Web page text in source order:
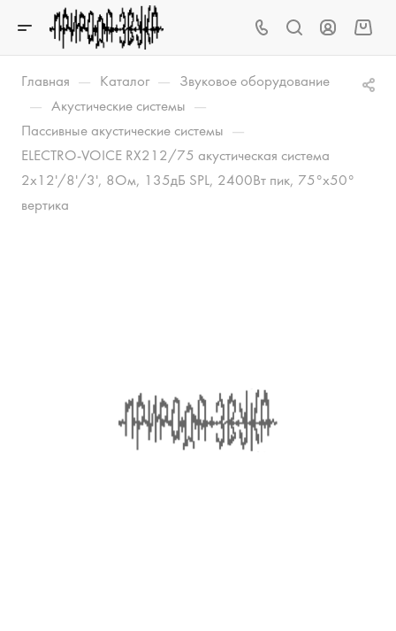
Главная — Каталог — Звуковое оборудование
— Акустические системы —
Пассивные акустические системы —
ELECTRO-VOICE RX212/75 акустическая система
2x12'/8'/3', 8Ом, 135дБ SPL, 2400Вт пик, 75°x50°
вертика